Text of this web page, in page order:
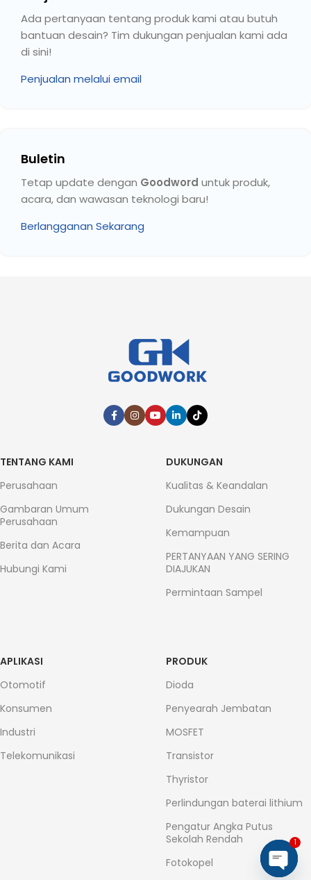
Ada pertanyaan tentang produk kami atau butuh
bantuan desain? Tim dukungan penjualan kami ada
di sini!
Penjualan melalui email
Buletin
Tetap update dengan Goodword untuk produk,
acara, dan wawasan teknologi baru!
Berlangganan Sekarang
TENTANG KAMI
Perusahaan
Gambaran Umum
Perusahaan
Berita dan Acara
Hubungi Kami
DUKUNGAN
Kualitas & Keandalan
Dukungan Desain
Kemampuan
PERTANYAAN YANG SERING
DIAJUKAN
Permintaan Sampel
APLIKASI
Otomotif
Konsumen
Industri
Telekomunikasi
PRODUK
Dioda
Penyearah Jembatan
MOSFET
Transistor
Thyristor
Perlindungan baterai lithium
Pengatur Angka Putus
Sekolah Rendah
Fotokopel
1